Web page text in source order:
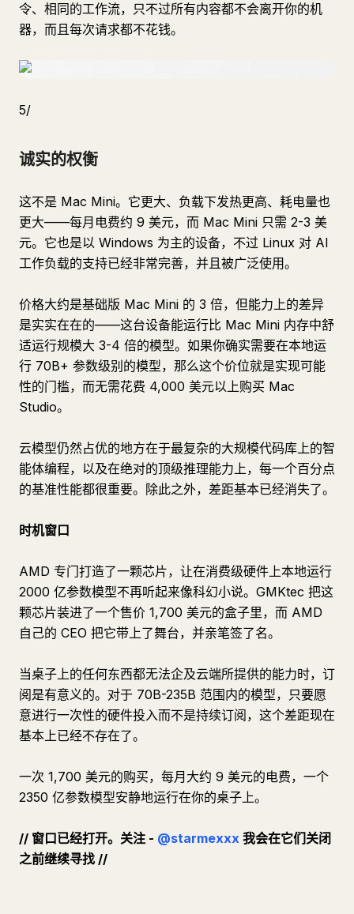
令、相同的工作流，只不过所有内容都不会离开你的机
器，而且每次请求都不花钱。
5/
诚实的权衡
这不是 Mac Mini。它更大、负载下发热更高、耗电量也
更大——每月电费约 9 美元，而 Mac Mini 只需 2-3 美
元。它也是以 Windows 为主的设备，不过 Linux 对 AI
工作负载的支持已经非常完善，并且被广泛使用。
价格大约是基础版 Mac Mini 的 3 倍，但能力上的差异
是实实在在的——这台设备能运行比 Mac Mini 内存中舒
适运行规模大 3-4 倍的模型。如果你确实需要在本地运
行 70B+ 参数级别的模型，那么这个价位就是实现可能
性的门槛，而无需花费 4,000 美元以上购买 Mac
Studio。
云模型仍然占优的地方在于最复杂的大规模代码库上的智
能体编程，以及在绝对的顶级推理能力上，每一个百分点
的基准性能都很重要。除此之外，差距基本已经消失了。
时机窗口
AMD 专门打造了一颗芯片，让在消费级硬件上本地运行
2000 亿参数模型不再听起来像科幻小说。GMKtec 把这
颗芯片装进了一个售价 1,700 美元的盒子里，而 AMD
自己的 CEO 把它带上了舞台，并亲笔签了名。
当桌子上的任何东西都无法企及云端所提供的能力时，订
阅是有意义的。对于 70B-235B 范围内的模型，只要愿
意进行一次性的硬件投入而不是持续订阅，这个差距现在
基本上已经不存在了。
一次 1,700 美元的购买，每月大约 9 美元的电费，一个
2350 亿参数模型安静地运行在你的桌子上。
// 窗口已经打开。关注 - @starmexxx 我会在它们关闭
之前继续寻找 //